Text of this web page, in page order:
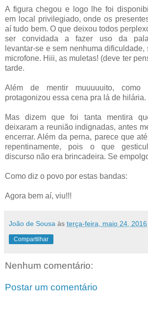
A figura chegou e logo lhe foi
em local privilegiado, onde os
aí tudo bem. O que deixou todos
ser convidada a fazer uso da
levantar-se e sem nenhuma
microfone. Hiii, as muletas! (deve ter
tarde.
Além de mentir muuuuuito, como
protagonizou essa cena pra lá de hilária.
Mas dizem que foi tanta mentira
deixaram a reunião indignadas, antes
encerrar. Além da perna, parece que
repentinamente, pois o que
discurso não era brincadeira. Se
Como diz o povo por estas bandas:
Agora bem aí, viu!!!
João de Sousa às terça-feira, maio 24, 2016
Compartilhar
Nenhum comentário:
Postar um comentário